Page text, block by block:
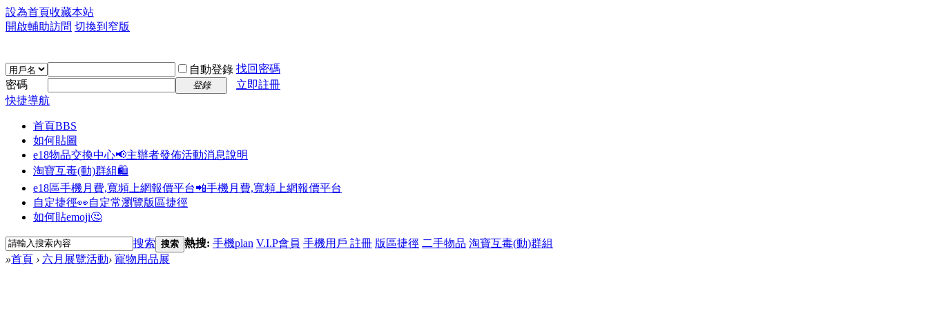
設為首頁收藏本站
開啟輔助訪問 切換到窄版
自動登錄 找回密碼
密碼
登錄
立即註冊
快捷導航
首頁BBS
如何貼圖
e18物品交換中心📢主辦者發佈活動消息說明
淘寶互毒(動)群組🛍️
e18區手機月費,寬頻上網報價平台📲手機月費,寬頻上網報價平台
自定捷徑👀自定常瀏覽版區捷徑
如何貼emoji🤔
搜索 搜索 熱搜: 手機plan V.I.P會員 手機用戶 註冊 版區捷徑 二手物品 淘寶互毒(動)群組
»首頁 › 六月展覽活動› 寵物用品展